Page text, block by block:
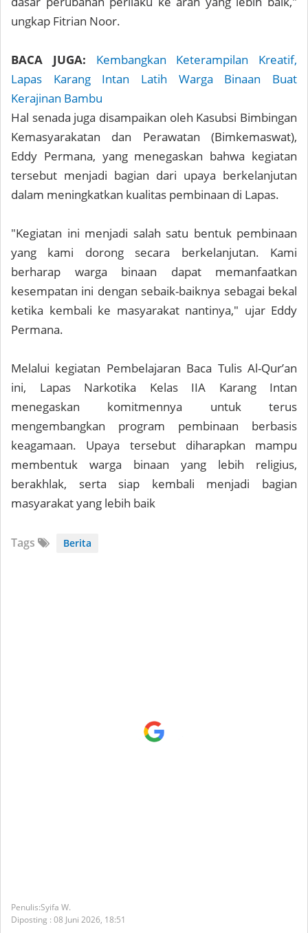
ungkap Fitrian Noor.
BACA JUGA:
Kembangkan Keterampilan Kreatif,
Lapas Karang Intan Latih Warga Binaan Buat
Kerajinan Bambu
Hal senada juga disampaikan oleh Kasubsi Bimbingan
Kemasyarakatan dan Perawatan (Bimkemaswat),
Eddy Permana, yang menegaskan bahwa kegiatan
tersebut menjadi bagian dari upaya berkelanjutan
dalam meningkatkan kualitas pembinaan di Lapas.
"Kegiatan ini menjadi salah satu bentuk pembinaan
yang kami dorong secara berkelanjutan. Kami
berharap warga binaan dapat memanfaatkan
kesempatan ini dengan sebaik-baiknya sebagai bekal
ketika kembali ke masyarakat nantinya," ujar Eddy
Permana.
Melalui kegiatan Pembelajaran Baca Tulis Al-Qur’an
ini, Lapas Narkotika Kelas IIA Karang Intan
menegaskan komitmennya untuk terus
mengembangkan program pembinaan berbasis
keagamaan. Upaya tersebut diharapkan mampu
membentuk warga binaan yang lebih religius,
berakhlak, serta siap kembali menjadi bagian
masyarakat yang lebih baik
Tags Berita
Syifa W.
Diposting : 08 Juni 2026, 18:51